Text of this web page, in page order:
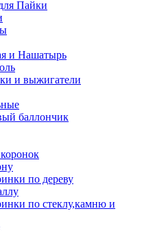
Пайки
и Нашатырь
и выжигатели
баллончик
по дереву
по стеклу,камню и